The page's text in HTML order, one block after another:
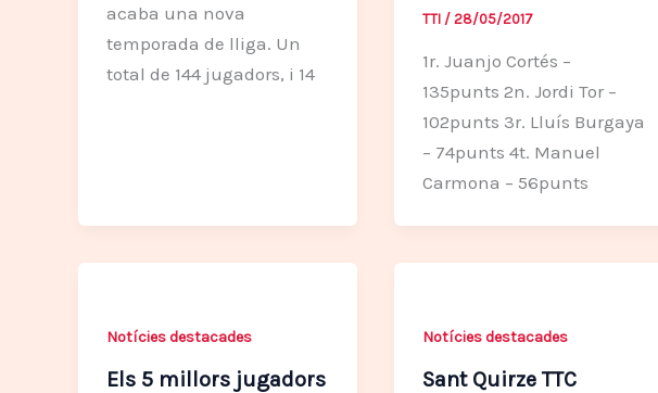
acaba una nova
temporada de lliga. Un
total de 144 jugadors, i 14
TTI / 28/05/2017
1r. Juanjo Cortés –
135punts 2n. Jordi Tor –
102punts 3r. Lluís Burgaya
– 74punts 4t. Manuel
Carmona – 56punts
Notícies destacades
Els 5 millors jugadors
Notícies destacades
Sant Quirze TTC